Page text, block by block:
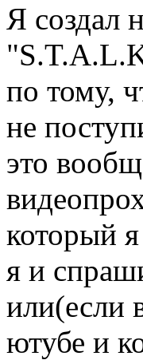
Я создал
по тому,
не
это
который
я и
или(если
ютубе и